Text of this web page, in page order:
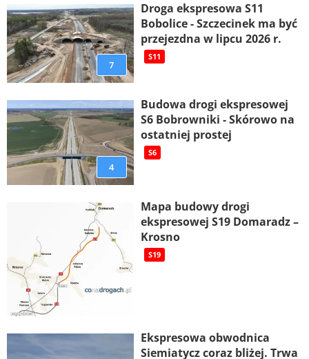
7
Droga ekspresowa S11
Bobolice - Szczecinek ma być
przejezdna w lipcu 2026 r.
S11
4
Budowa drogi ekspresowej
S6 Bobrowniki - Skórowo na
ostatniej prostej
S6
Mapa budowy drogi
ekspresowej S19 Domaradz –
Krosno
S19
Ekspresowa obwodnica
Siemiatycz coraz bliżej. Trwa